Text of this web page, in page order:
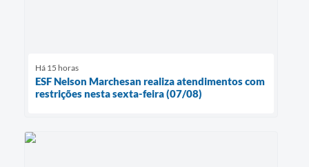
Há 15 horas
ESF Nelson Marchesan realiza atendimentos com
restrições nesta sexta-feira (07/08)